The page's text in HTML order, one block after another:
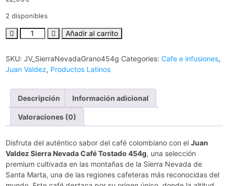
2 disponibles
Añadir al carrito
SKU: JV_SierraNevadaGrano454g Categories: Cafe e infusiones,
Juan Valdez, Productos Latinos
Descripción Información adicional
Valoraciones (0)
Disfruta del auténtico sabor del café colombiano con el Juan
Valdez Sierra Nevada Café Tostado 454g, una selección
premium cultivada en las montañas de la Sierra Nevada de
Santa Marta, una de las regiones cafeteras más reconocidas del